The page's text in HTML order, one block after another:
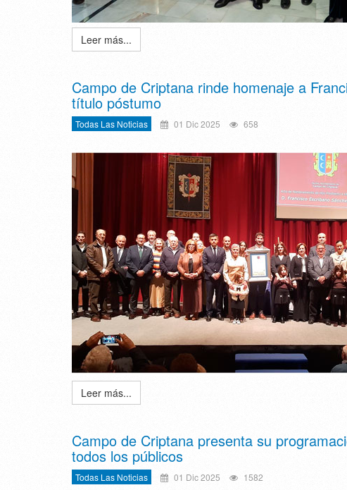
Leer más...
Campo de Criptana rinde homenaje a
título póstumo
Todas Las Noticias 01 Dic 2025 658
Leer más...
Campo de Criptana presenta su
todos los públicos
Todas Las Noticias 01 Dic 2025 1582